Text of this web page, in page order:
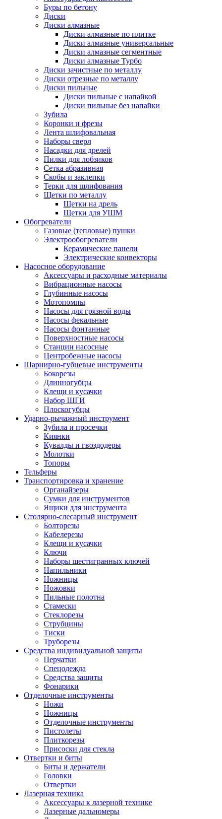
Буры по бетону
Диски
Диски алмазные
Диски алмазные по плитке
Диски алмазные универсальные
Диски алмазные сегментные
Диски алмазные Турбо
Диски зачистные по металлу
Диски отрезные по металлу
Диски пильные
Диски пильные с напайкой
Диски пильные без напайки
Зубила
Коронки и фрезы
Лента шлифовальная
Наборы сверл
Насадки для дрелей
Пилки для лобзиков
Сетка абразивная
Скобы и заклепки
Терки для шлифования
Щетки по металлу
Щетки на дрель
Щетки для УШМ
Обогреватели
Газовые (тепловые) пушки
Электрообогреватели
Керамические панели
Электрические конвекторы
Насосное оборудование
Аксессуары и расходные материалы
Вибрационные насосы
Глубинные насосы
Мотопомпы
Насосы для грязной воды
Насосы фекальные
Насосы фонтанные
Поверхностные насосы
Станции насосные
Центробежные насосы
Шарнирно-губцевые инструменты
Бокорезы
Длинногубцы
Клещи и кусачки
Набор ШГИ
Плоскогубцы
Ударно-рычажный инструмент
Зубила и просечки
Киянки
Кувалды и гвоздодеры
Молотки
Топоры
Тельферы
Транспортировка и хранение
Органайзеры
Сумки для инструментов
Ящики для инструмента
Столярно-слесарный инструмент
Болторезы
Кабелерезы
Клещи и кусачки
Ключи
Наборы шестигранных ключей
Напильники
Ножницы
Ножовки
Пильные полотна
Стамески
Стеклорезы
Струбцины
Тиски
Труборезы
Средства индивидуальной защиты
Перчатки
Спецодежда
Средства защиты
Фонарики
Отделочные инструменты
Ножи
Ножницы
Отделочные инструменты
Пистолеты
Плиткорезы
Присоски для стекла
Отвертки и биты
Биты и держатели
Головки
Отвертки
Лазерная техника
Аксессуары к лазерной технике
Лазерные дальномеры